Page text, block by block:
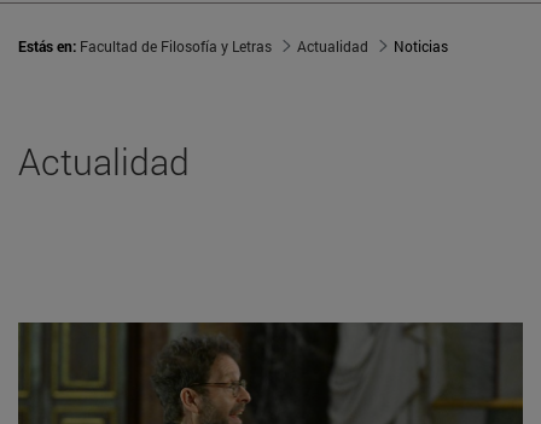
Estás en: Facultad de Filosofía y Letras Actualidad Noticias
Actualidad